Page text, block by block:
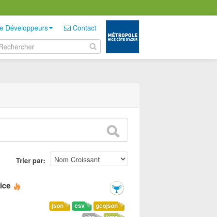
Développeurs Contact
Trier par
geojson
csv
json